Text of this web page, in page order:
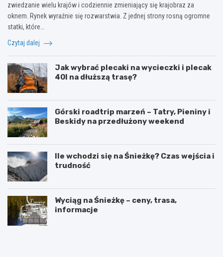
zwiedzanie wielu krajów i codziennie zmieniający się krajobraz za
oknem. Rynek wyraźnie się rozwarstwia. Z jednej strony rosną ogromne
statki, które…
Czytaj dalej
Jak wybrać plecaki na wycieczki i plecak
40l na dłuższą trasę?
Górski roadtrip marzeń – Tatry, Pieniny i
Beskidy na przedłużony weekend
Ile wchodzi się na Śnieżkę? Czas wejścia i
trudność
Wyciąg na Śnieżkę – ceny, trasa,
informacje
W
O